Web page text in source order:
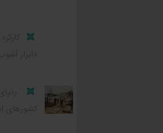
کشورهای